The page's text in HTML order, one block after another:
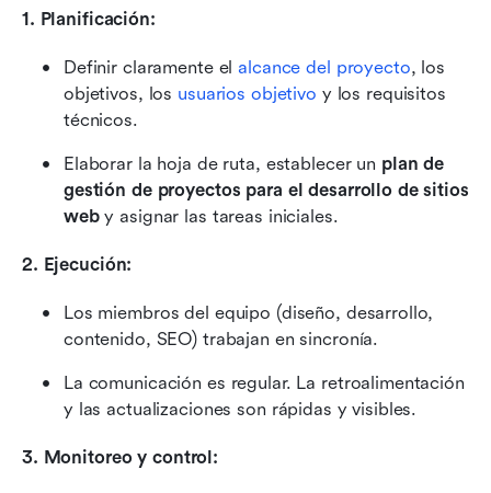
1. Planificación:
Definir claramente el alcance del proyecto, los
objetivos, los usuarios objetivo y los requisitos
técnicos.
Elaborar la hoja de ruta, establecer un plan de
gestión de proyectos para el desarrollo de sitios
web y asignar las tareas iniciales.
2. Ejecución:
Los miembros del equipo (diseño, desarrollo,
contenido, SEO) trabajan en sincronía.
La comunicación es regular. La retroalimentación
y las actualizaciones son rápidas y visibles.
3. Monitoreo y control: